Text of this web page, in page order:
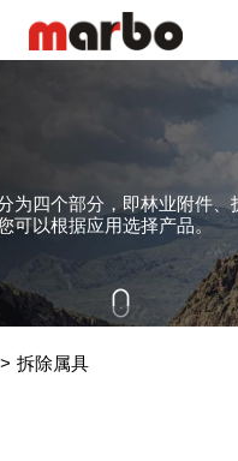
为四个部分，即林业附件、
可以根据应用选择产品。
> 拆除属具